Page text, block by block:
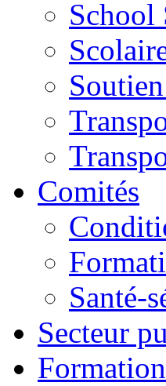
School
Comités
Santé-
Secteur